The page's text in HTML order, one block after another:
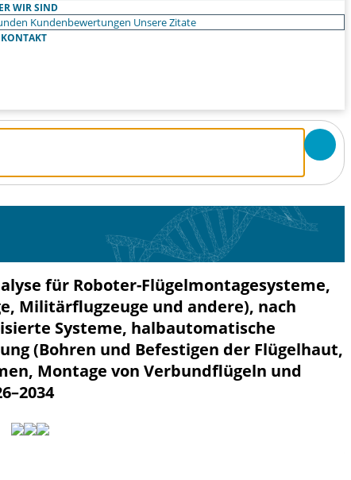
WIR SIND
Kundenbewertungen Unsere Zitate
KONTAKT
für Roboter-Flügelmontagesysteme,
Militärflugzeuge und andere), nach
Systeme, halbautomatische
(Bohren und Befestigen der Flügelhaut,
Montage von Verbundflügeln und